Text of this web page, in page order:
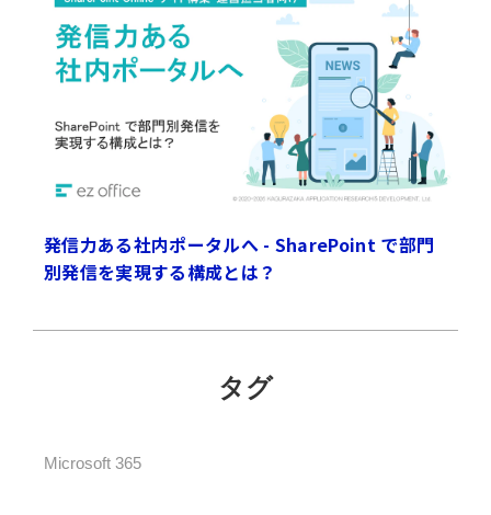
発信力ある社内ポータルへ - SharePoint で部門
別発信を実現する構成とは？
タグ
Microsoft 365